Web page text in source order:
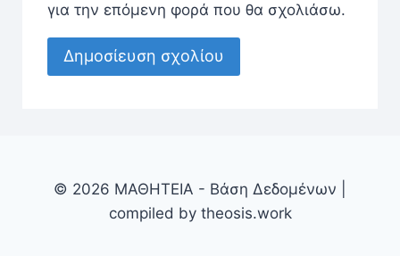
για την επόμενη φορά που θα σχολιάσω.
© 2026 ΜΑΘΗΤΕΙΑ - Βάση Δεδομένων |
compiled by theosis.work